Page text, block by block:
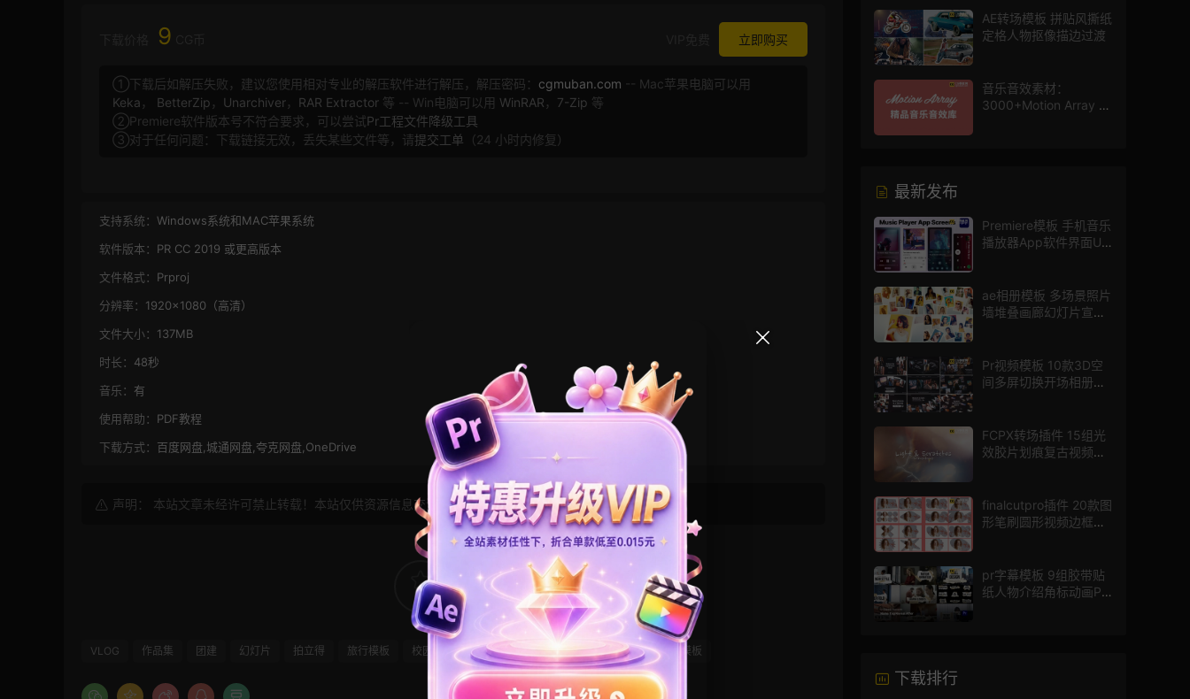
9 立即购买
①下载后如解压失败，建议您使用相对专业的解压软件进行解压，解压密码： cgmuban.com -- Mac苹果电脑可以用
Keka ， BetterZip ， Unarchiver， RAR Extractor 等 -- Win电脑可以用 WinRAR ， 7-Zip 等
②Premiere软件版本号不符合要求，可以尝试Pr工程文件降级工具
③对于任何问题：下载链接无效，丢失某些文件等，请提交工单 （24 小时内修复）
支持系统： Windows系统和MAC苹果系统
软件版本： PR CC 2019 或更高版本
文件格式： Prproj
分辨率： 1920×1080（高清）
文件大小： 137MB
时长： 48秒
音乐： 有
使用帮助： PDF教程
下载方式： 百度网盘,城通网盘,夸克网盘,OneDrive
声明： 本站文章未经许可禁止转载！本站仅供资源信息交流学习， 版权说明点此了解！
29
VLOG 作品集 团建 幻灯片 拍立得 旅行模板 校园风 毕业模板 照片展示 电子相册 竖屏模板
AE转场模板 拼贴风撕纸
定格人物抠像描边过渡
音乐音效素材：
3000+Motion Array 影
最新发布
Premiere模板 手机音乐
播放器App软件界面UI
ae相册模板 多场景照片
墙堆叠画廊幻灯片宣传
Pr视频模板 10款3D空
间多屏切换开场相册视
FCPX转场插件 15组光
效胶片划痕复古视频过
finalcutpro插件 20款图
形笔刷圆形视频边框遮
pr字幕模板 9组胶带贴
纸人物介绍角标动画PR
下载排行